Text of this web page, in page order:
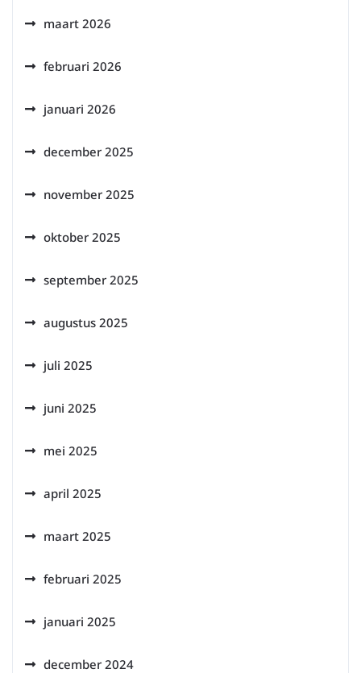
maart 2026
februari 2026
januari 2026
december 2025
november 2025
oktober 2025
september 2025
augustus 2025
juli 2025
juni 2025
mei 2025
april 2025
maart 2025
februari 2025
januari 2025
december 2024